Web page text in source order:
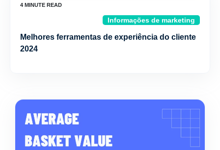
Informações de marketing
Melhores ferramentas de experiência do cliente
2024